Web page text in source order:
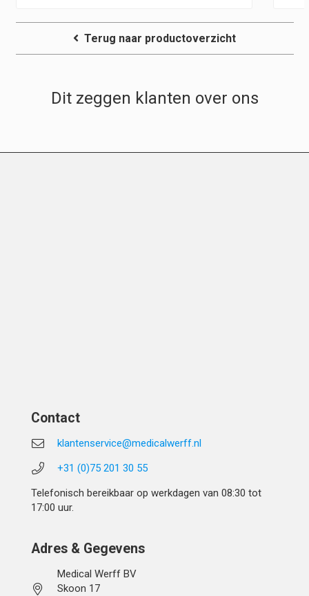
Terug naar productoverzicht
Dit zeggen klanten over ons
Contact
klantenservice@medicalwerff.nl
+31 (0)75 201 30 55
Telefonisch bereikbaar op werkdagen van 08:30 tot
17:00 uur.
Adres & Gegevens
Medical Werff BV
Skoon 17